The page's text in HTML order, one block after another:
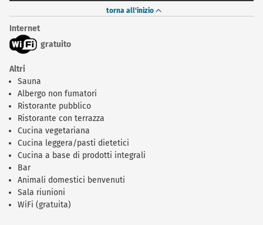
torna all'inizio
Internet
gratuito
Altri
Sauna
Albergo non fumatori
Ristorante pubblico
Ristorante con terrazza
Cucina vegetariana
Cucina leggera/pasti dietetici
Cucina a base di prodotti integrali
Bar
Animali domestici benvenuti
Sala riunioni
WiFi (gratuita)